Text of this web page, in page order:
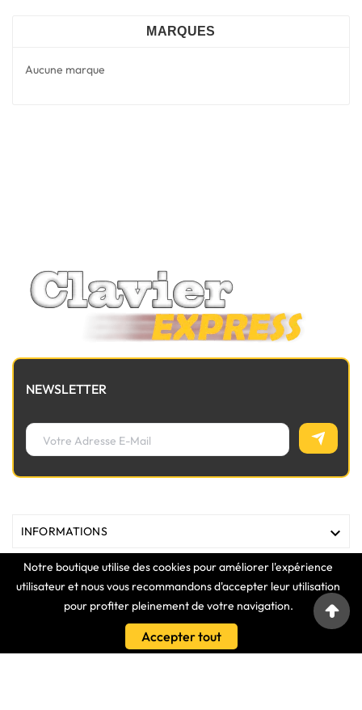
Notre boutique utilise des cookies pour améliorer l'expérience
utilisateur et nous vous recommandons d'accepter leur utilisation
pour profiter pleinement de votre navigation.
Accepter tout
MARQUES
Aucune marque
NEWSLETTER
INFORMATIONS 
MAGASIN 

VOTRE COMPTE 